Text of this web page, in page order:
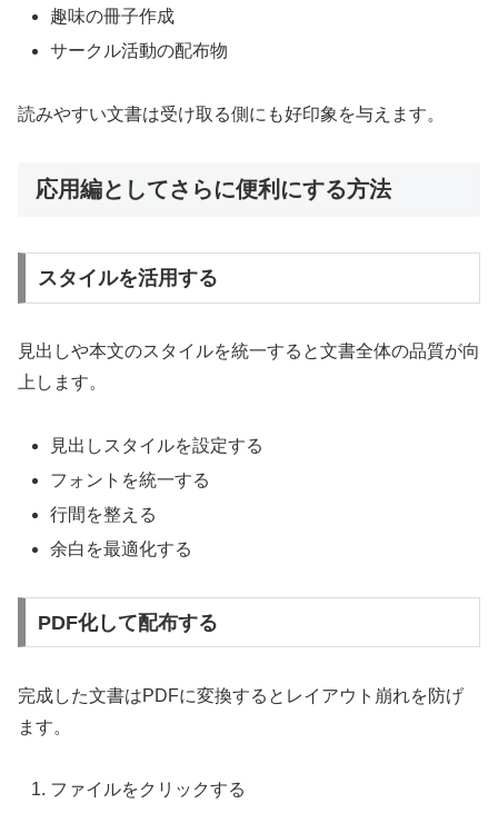
趣味の冊子作成
サークル活動の配布物
読みやすい文書は受け取る側にも好印象を与えます。
応用編としてさらに便利にする方法
スタイルを活用する
見出しや本文のスタイルを統一すると文書全体の品質が向
上します。
見出しスタイルを設定する
フォントを統一する
行間を整える
余白を最適化する
PDF化して配布する
完成した文書はPDFに変換するとレイアウト崩れを防げ
ます。
ファイルをクリックする